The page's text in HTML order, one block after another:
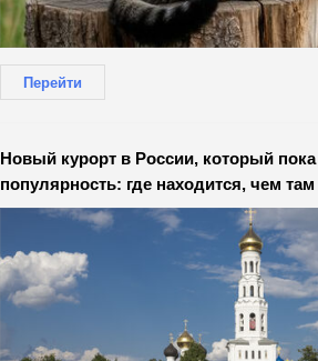
Перейти
Новый курорт в России, который
популярность: где находится, чем там